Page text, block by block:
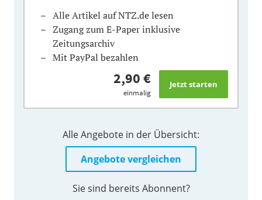
Alle Artikel auf NTZ.de lesen
Zugang zum E-Paper inklusive
Zeitungsarchiv
Mit PayPal bezahlen
2,90 €
einmalig
Alle Angebote in der Übersicht:
Angebote vergleichen
Sie sind bereits Abonnent?